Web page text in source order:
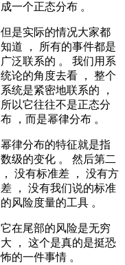
成一个正态分布 。
但是实际的情况大家都
知道 ， 所有的事件都是
广泛联系的 。 我们用系
统论的角度去看 ， 整个
系统是紧密地联系的 ，
所以它往往不是正态分
布 ，而是幂律分布 。
幂律分布的特征就是指
数级的变化 。 然后第二
， 没有标准差 ， 没有方
差 ， 没有我们说的标准
的风险度量的工具 。
它在尾部的风险是无穷
大 ， 这个是真的是挺恐
怖的一件事情 。